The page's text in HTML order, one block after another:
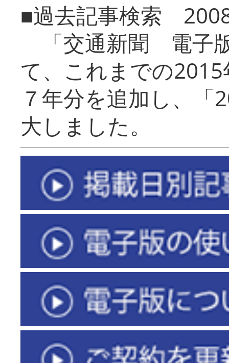
■過去記事検索
「交通新聞 電子
て、これまでの
７年分を追加し、「
大しまし